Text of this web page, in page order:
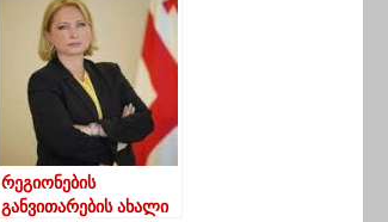
რეგიონების
განვითარების ახალი